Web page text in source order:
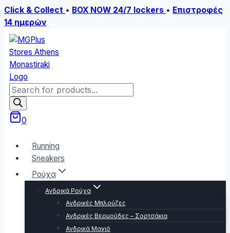
Click & Collect • BOX NOW 24/7 lockers • Επιστροφές
14 ημερών
Skip
to
content
Products
search
0
Running
Sneakers
Ρούχα
Ανδρικά Ρούχα
Ανδρικές Μπλούζες
Ανδρικές Βερμούδες – Σορτσάκια
Ανδρικά Μαγιό